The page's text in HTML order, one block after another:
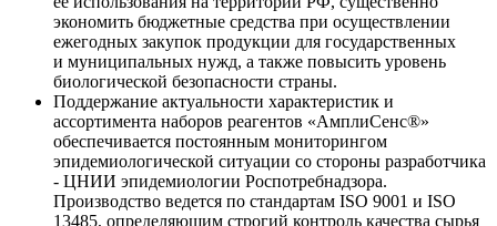
экономить бюджетные средства при осуществлении
ежегодных закупок продукции для государственных
и муниципальных нужд, а также повысить уровень
биологической безопасности страны.
Поддержание актуальности характеристик и
ассортимента наборов реагентов «АмплиСенс®»
обеспечивается постоянным мониторингом
эпидемиологической ситуации со стороны разработчика
- ЦНИИ эпидемиологии Роспотребнадзора.
Производство ведется по стандартам ISO 9001 и ISO
13485, определяющим строгий контроль качества сырья